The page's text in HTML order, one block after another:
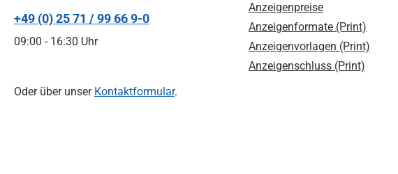
+49 (0) 25 71 / 99 66 9-0
09:00 - 16:30 Uhr
Oder über unser Kontaktformular.
Anzeigenpreise
Anzeigenformate (Print)
Anzeigenvorlagen (Print)
Anzeigenschluss (Print)